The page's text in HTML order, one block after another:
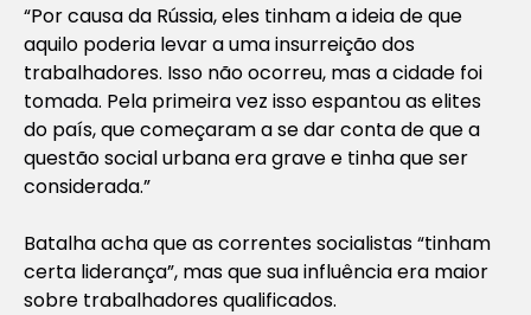
“Por causa da Rússia, eles tinham a ideia de que
aquilo poderia levar a uma insurreição dos
trabalhadores. Isso não ocorreu, mas a cidade foi
tomada. Pela primeira vez isso espantou as elites
do país, que começaram a se dar conta de que a
questão social urbana era grave e tinha que ser
considerada.”
Batalha acha que as correntes socialistas “tinham
certa liderança”, mas que sua influência era maior
sobre trabalhadores qualificados.